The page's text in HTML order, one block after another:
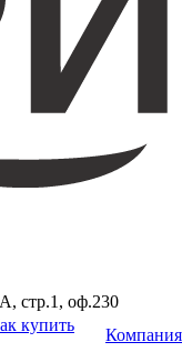
стр.1, оф.230
купить
Компания